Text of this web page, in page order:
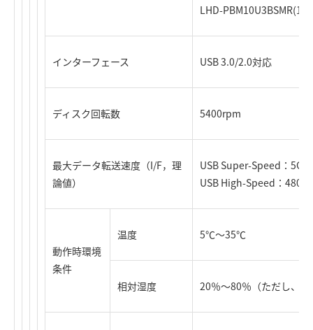
LHD-
インターフェース USB 3.0/2.0対応
ディスク回転数 5400rpm
最大データ転送速度（I/F，理
論値）
USB Super-Speed：
USB High-Speed：
動作時環境
条件
温度 5℃～35℃
相対湿度 20％～80％（ただし、